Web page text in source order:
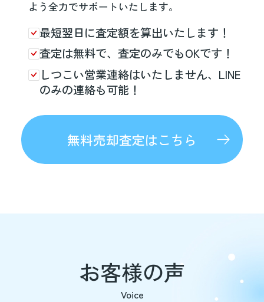
ょうか。ただ、同じう
アとその他の地域で
は、土地や建物の条件
によって価格帯が大き
く変わることがありま
す...
よう全力でサポートいたします。
最短翌日に査定額を算出いたします！
査定は無料で、査定のみでもOKです！
しつこい営業連絡はいたしません、LINE
のみの連絡も可能！
無料売却査定はこちら
お客様の声
Voice